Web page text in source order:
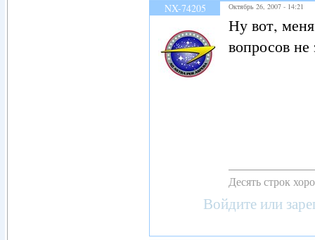
NX-74205 Октябрь 26, 2007 - 14:21
Ну вот,
вопросов
Десять строк
Войдите или